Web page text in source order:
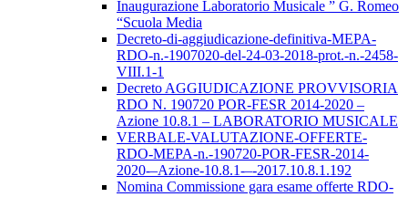
Inaugurazione Laboratorio Musicale ” G. Romeo
“Scuola Media
Decreto-di-aggiudicazione-definitiva-MEPA-
RDO-n.-1907020-del-24-03-2018-prot.-n.-2458-
VIII.1-1
Decreto AGGIUDICAZIONE PROVVISORIA
RDO N. 190720 POR-FESR 2014-2020 –
Azione 10.8.1 – LABORATORIO MUSICALE
VERBALE-VALUTAZIONE-OFFERTE-
RDO-MEPA-n.-190720-POR-FESR-2014-
2020-–Azione-10.8.1-–-2017.10.8.1.192
Nomina Commissione gara esame offerte RDO-